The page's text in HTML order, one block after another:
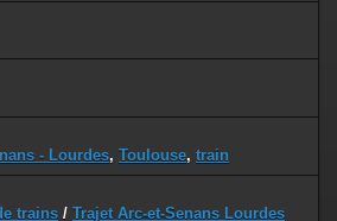
- Lourdes, Toulouse, train
trains / Trajet Arc-et-Senans Lourdes